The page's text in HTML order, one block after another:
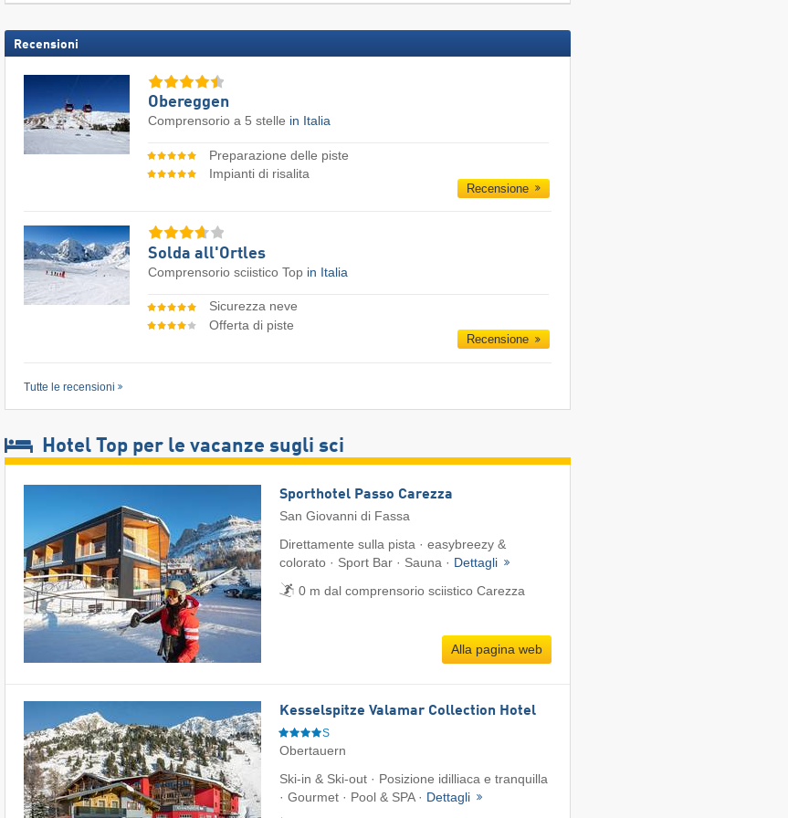
Recensioni
Obereggen
Comprensorio a 5 stelle in Italia
Preparazione delle piste
Impianti di risalita
Recensione
Solda all'Ortles
Comprensorio sciistico Top in Italia
Sicurezza neve
Offerta di piste
Recensione
Tutte le recensioni
Hotel Top per le vacanze sugli sci
Sporthotel Passo Carezza
San Giovanni di Fassa
Direttamente sulla pista · easybreezy &
colorato · Sport Bar · Sauna · Dettagli
0 m dal comprensorio sciistico Carezza
Alla pagina web
Kesselspitze Valamar Collection Hotel
S
Obertauern
Ski-in & Ski-out · Posizione idilliaca e tranquilla
· Gourmet · Pool & SPA · Dettagli